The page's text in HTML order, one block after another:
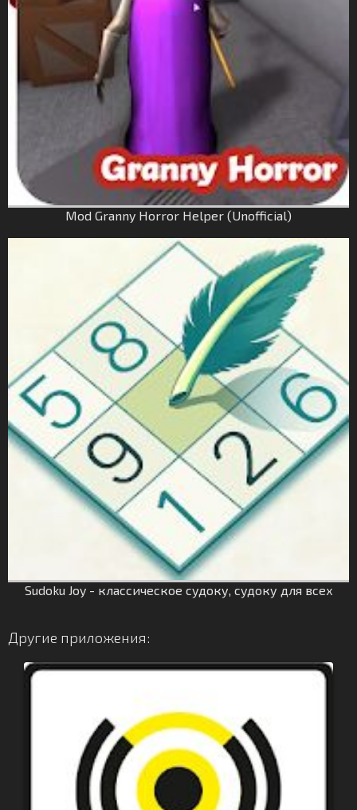
Mod Granny Horror Helper (Unofficial)
Sudoku Joy - классическое судоку, судоку для всех
Другие приложения: